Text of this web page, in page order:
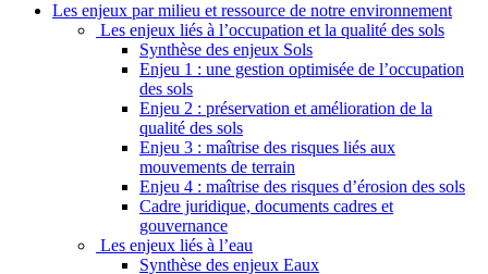
Les enjeux par milieu et ressource de notre environnement
Les enjeux liés à l’occupation et la qualité des sols
Synthèse des enjeux Sols
Enjeu 1 : une gestion optimisée de l’occupation
des sols
Enjeu 2 : préservation et amélioration de la
qualité des sols
Enjeu 3 : maîtrise des risques liés aux
mouvements de terrain
Enjeu 4 : maîtrise des risques d’érosion des sols
Cadre juridique, documents cadres et
gouvernance
Les enjeux liés à l’eau
Synthèse des enjeux Eaux